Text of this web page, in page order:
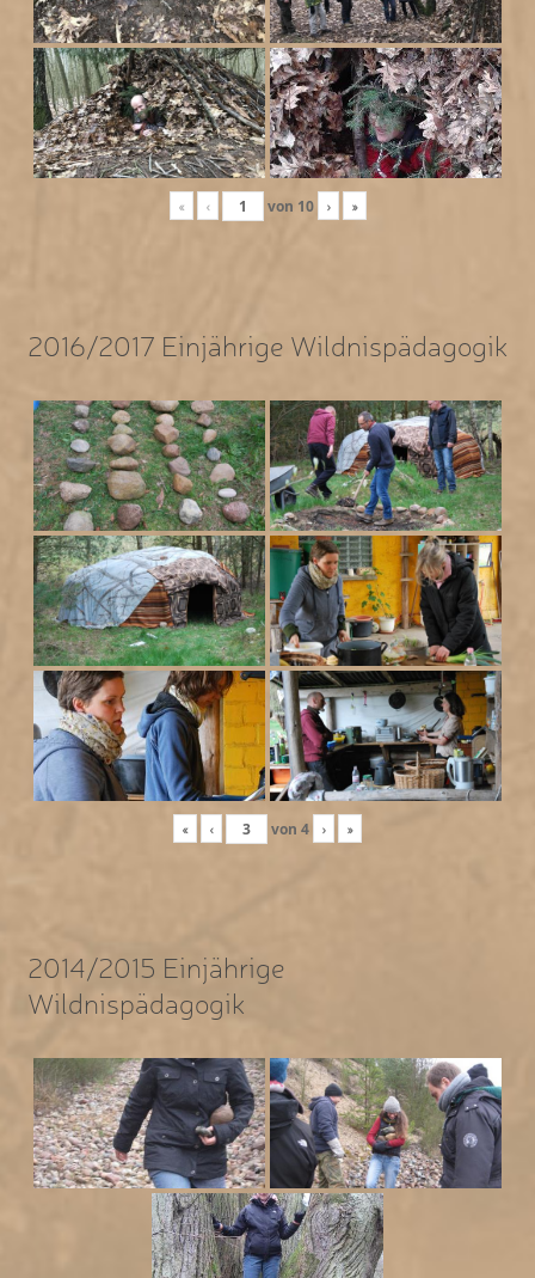
« ‹ von 10 › »
2016/2017 Einjährige Wildnispädagogik
« ‹ von 4 › »
2014/2015 Einjährige
Wildnispädagogik